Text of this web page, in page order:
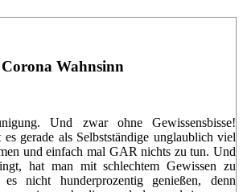
Corona Wahnsinn
Und zwar ohne Gewissensbisse!
gerade als Selbstständige unglaublich viel
und einfach mal GAR nichts zu tun. Und
hat man mit schlechtem Gewissen zu
nicht hunderprozentig genießen, denn